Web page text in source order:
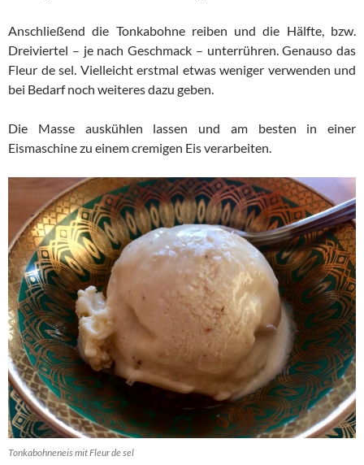
Anschließend die Tonkabohne reiben und die Hälfte, bzw.
Dreiviertel – je nach Geschmack – unterrühren. Genauso das
Fleur de sel. Vielleicht erstmal etwas weniger verwenden und
bei Bedarf noch weiteres dazu geben.
Die Masse auskühlen lassen und am besten in einer
Eismaschine zu einem cremigen Eis verarbeiten.
Tonkabohneneis mit Fleur de sel